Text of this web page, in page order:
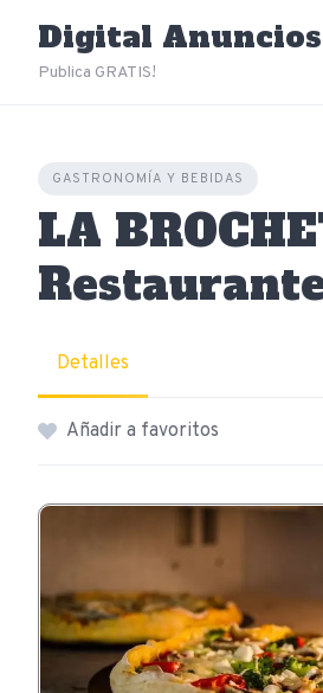
content
Digital Anuncios
Publica GRATIS!
GASTRONOMÍA Y BEBIDAS
LA
Detalles
Añadir a favoritos